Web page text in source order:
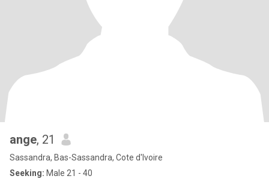
ange, 21
Sassandra, Bas-Sassandra, Cote d'Ivoire
Seeking: Male 21 - 40